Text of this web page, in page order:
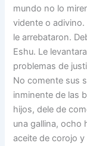
mundo no lo
vidente o
le arrebataron.
Eshu. Le
problemas de
No comente sus
inminente de las
hijos, dele de
una gallina, ocho
aceite de corojo